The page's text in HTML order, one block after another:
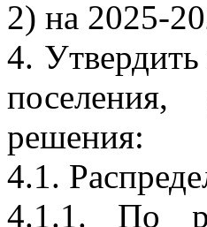
2) на 2025-
4.
решения:
4.1.
4.1.1. По